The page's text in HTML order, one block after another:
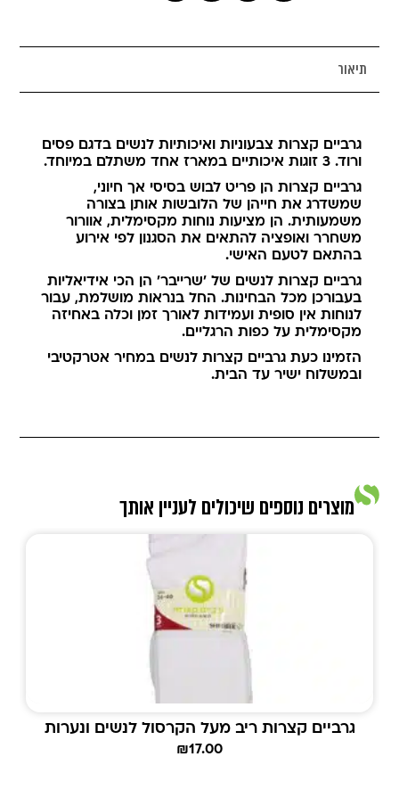
תיאור
גרביים קצרות צבעוניות ואיכותיות לנשים בדגם פסים
ורוד. 3 זוגות איכותיים במארז אחד משתלם במיוחד.
גרביים קצרות הן פריט לבוש בסיסי אך חיוני,
שמשדרג את חייהן של הלובשות אותן בצורה
משמעותית. הן מציעות נוחות מקסימלית, אוורור
משחרר ואופציה להתאים את הסגנון לפי אירוע
בהתאם לטעם האישי.
גרביים קצרות לנשים של 'שרייבר' הן הכי אידיאליות
בעבורכן מכל הבחינות. החל בנראות מושלמת, עבור
לנוחות אין סופית ועמידות לאורך זמן וכלה באחיזה
מקסימלית על כפות הרגליים.
הזמינו כעת גרביים קצרות לנשים במחיר אטרקטיבי
ובמשלוח ישיר עד הבית.
מוצרים נוספים שיכולים לעניין אותך
גרביים קצרות ריב מעל הקרסול לנשים ונערות
₪17.00